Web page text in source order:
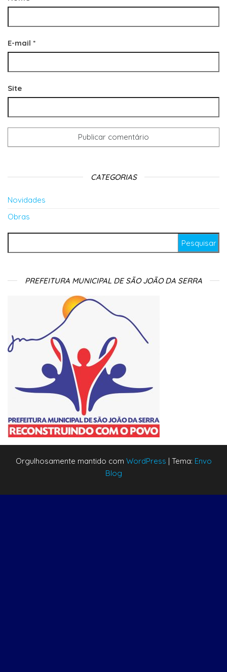
E-mail *
Site
CATEGORIAS
Novidades
Obras
PREFEITURA MUNICIPAL DE SÃO JOÃO DA SERRA
Orgulhosamente mantido com WordPress | Tema: Envo
Blog